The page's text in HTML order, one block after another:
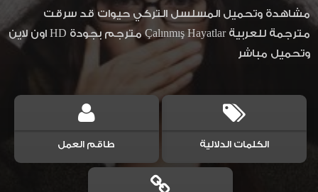
مشاهدة وتحميل المسلسل التركي حيوات قد سرقت
مترجمة للعربية Çalınmış Hayatlar مترجم بجودة HD اون لاين
وتحميل مباشر
الكلمات الدلالية طاقم العمل